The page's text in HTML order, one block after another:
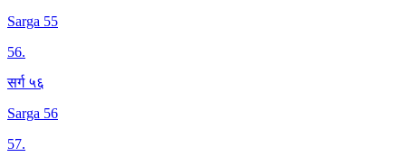
Sarga 55
56.
सर्ग ५६
Sarga 56
57.